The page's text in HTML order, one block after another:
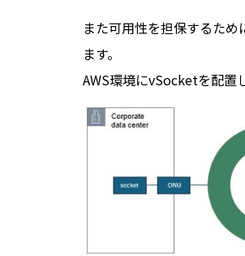
また可用性を担保するた
ます。
AWS環境にvSocketを配置